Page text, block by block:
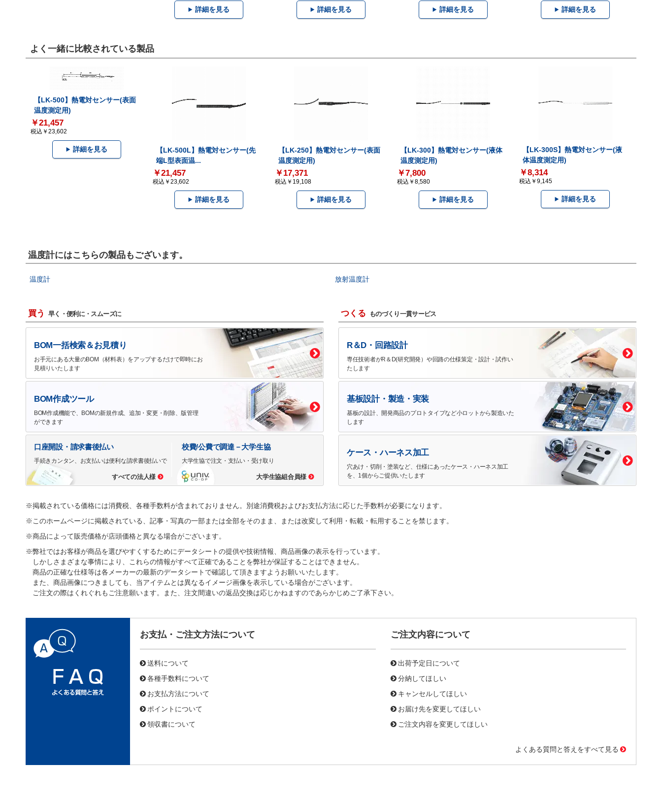
詳細を見る 詳細を見る 詳細を見る 詳細を見る
よく一緒に比較されている製品
【LK-500】熱電対センサー(表面
温度測定用)
￥21,457
税込￥23,602
詳細を見る
【LK-500L】熱電対センサー(先
端L型表面温...
￥21,457
税込￥23,602
詳細を見る
【LK-250】熱電対センサー(表面
温度測定用)
￥17,371
税込￥19,108
詳細を見る
【LK-300】熱電対センサー(液体
温度測定用)
￥7,800
税込￥8,580
詳細を見る
【LK-300S】熱電対センサー(液
体温度測定用)
￥8,314
税込￥9,145
詳細を見る
温度計にはこちらの製品もございます。
温度計 放射温度計
買う 早く・便利に・スムーズに
BOM一括検索＆お見積り
お手元にある大量のBOM（材料表）をアップするだけで即時にお
見積りいたします
BOM作成ツール
BOM作成機能で、BOMの新規作成、追加・変更・削除、版管理
ができます
口座開設・請求書後払い
手続きカンタン、お支払いは便利な請求書後払いで
すべての法人様
校費/公費で調達－大学生協
大学生協で注文・支払い・受け取り
大学生協組合員様
つくる ものづくり一貫サービス
R＆D・回路設計
専任技術者がR＆D(研究開発）や回路の仕様策定・設計・試作い
たします
基板設計・製造・実装
基板の設計、開発商品のプロトタイプなど小ロットから製造いた
します
ケース・ハーネス加工
穴あけ・切削・塗装など、仕様にあったケース・ハーネス加工
を、1個からご提供いたします
※掲載されている価格には消費税、各種手数料が含まれておりません。別途消費税およびお支払方法に応じた手数料が必要になります。
※このホームページに掲載されている、記事・写真の一部または全部をそのまま、または改変して利用・転載・転用することを禁じます。
※商品によって販売価格が店頭価格と異なる場合がございます。
※弊社ではお客様が商品を選びやすくするためにデータシートの提供や技術情報、商品画像の表示を行っています。
しかしさまざまな事情により、これらの情報がすべて正確であることを弊社が保証することはできません。
商品の正確な仕様等は各メーカーの最新のデータシートで確認して頂きますようお願いいたします。
また、商品画像につきましても、当アイテムとは異なるイメージ画像を表示している場合がございます。
ご注文の際はくれぐれもご注意願います。また、注文間違いの返品交換は応じかねますのであらかじめご了承下さい。
お支払・ご注文方法について
送料について
各種手数料について
お支払方法について
ポイントについて
領収書について
ご注文内容について
出荷予定日について
分納してほしい
キャンセルしてほしい
お届け先を変更してほしい
ご注文内容を変更してほしい
よくある質問と答えをすべて見る